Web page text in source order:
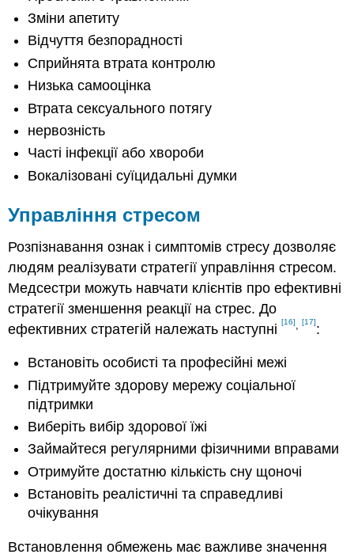
Зміни апетиту
Відчуття безпорадності
Сприйнята втрата контролю
Низька самооцінка
Втрата сексуального потягу
нервозність
Часті інфекції або хвороби
Вокалізовані суїцидальні думки
Управління стресом
Розпізнавання ознак і симптомів стресу дозволяє
людям реалізувати стратегії управління стресом.
Медсестри можуть навчати клієнтів про ефективні
стратегії зменшення реакції на стрес. До
ефективних стратегій належать наступні[16],[17]:
Встановіть особисті та професійні межі
Підтримуйте здорову мережу соціальної
підтримки
Виберіть вибір здорової їжі
Займайтеся регулярними фізичними вправами
Отримуйте достатню кількість сну щоночі
Встановіть реалістичні та справедливі
очікування
Встановлення обмежень має важливе значення